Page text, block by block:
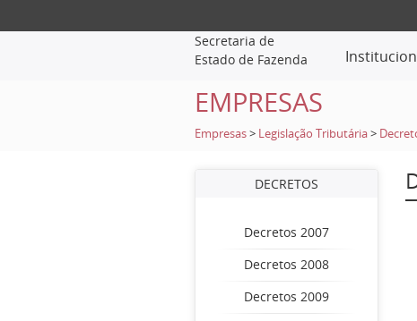
Secretaria de
Estado de Fazenda
EMPRESAS
Empresas > Legislação Tributária >
DECRETOS
Decretos 2007
Decretos 2008
Decretos 2009